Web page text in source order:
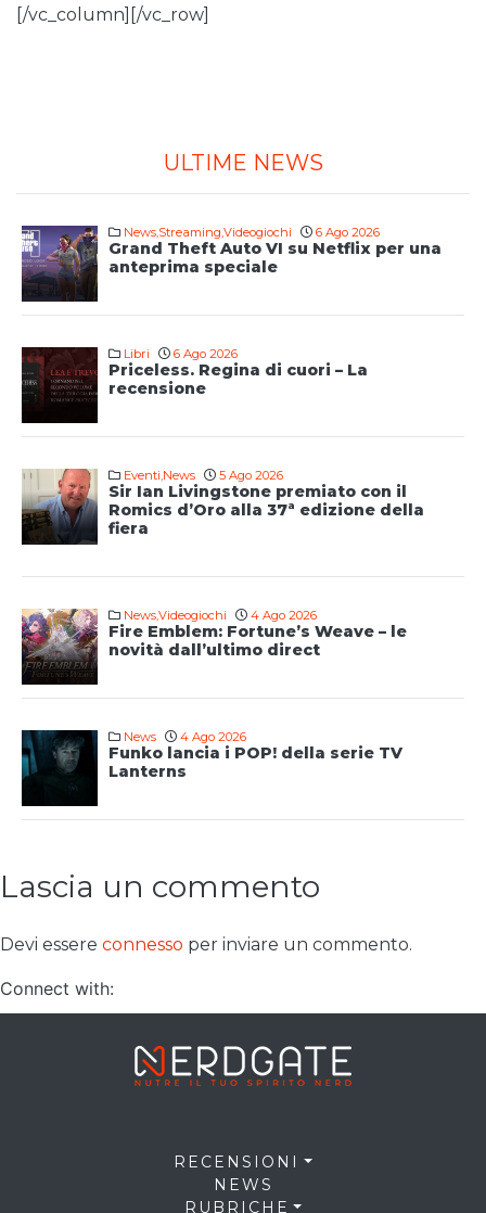
[/vc_column][/vc_row]
ULTIME NEWS
News,Streaming,Videogiochi 6 Ago 2026
Grand Theft Auto VI su Netflix per una
anteprima speciale
Libri 6 Ago 2026
Priceless. Regina di cuori – La
recensione
Eventi,News 5 Ago 2026
Sir Ian Livingstone premiato con il
Romics d’Oro alla 37ª edizione della
fiera
News,Videogiochi 4 Ago 2026
Fire Emblem: Fortune’s Weave – le
novità dall’ultimo direct
News 4 Ago 2026
Funko lancia i POP! della serie TV
Lanterns
Lascia un commento
Devi essere connesso per inviare un commento.
Connect with:
RECENSIONI
NEWS
RUBRICHE